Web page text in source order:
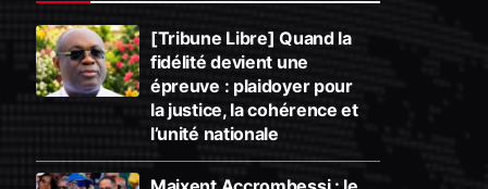
[Tribune Libre] Quand la
fidélité devient une
épreuve : plaidoyer pour
la justice, la cohérence et
l’unité nationale